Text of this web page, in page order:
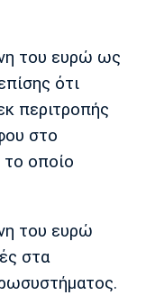
του ευρώ ως
ότι
περιτροπής
στο
το οποίο
του ευρώ
στα